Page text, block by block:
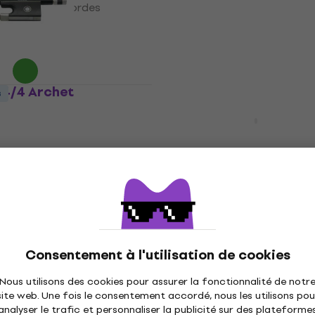
Consentement à l'utilisation de cookies
Nous utilisons des cookies pour assurer la fonctionnalité de notre
web. Une fois le consentement accordé, nous les utilisons
le trafic et personnaliser la publicité sur des
à cordes
4/4 Archet
/5
39,10 €
En stock
135 Violin
pour
à cordes
Latone Melody Guard
Étui à violon
Étui à violon
4,9/5
Promotion